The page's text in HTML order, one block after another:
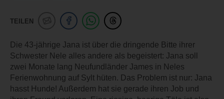
TEILEN
Die 43-jährige Jana ist über die dringende Bitte ihrer
Schwester Nele alles andere als begeistert: Jana soll
zwei Monate lang Neufundländer James in Neles
Ferienwohnung auf Sylt hüten. Das Problem ist nur: Jana
hasst Hunde! Außerdem hat sie gerade ihren Job und